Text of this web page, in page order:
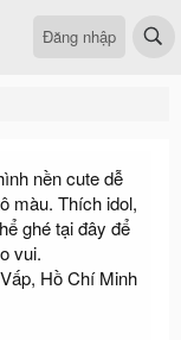
Đăng nhập
nền cute dễ
màu. Thích idol,
ghé tại đây để
vui.
Hồ Chí Minh